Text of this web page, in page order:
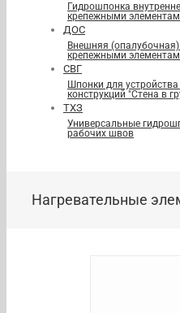
Гидрошпонка
крепежными
ДОС
Внешняя
крепежными
СВГ
Шпонки для
конструкций "Стена в
ТХЗ
Универсальные
рабочих швов
Нагревательные